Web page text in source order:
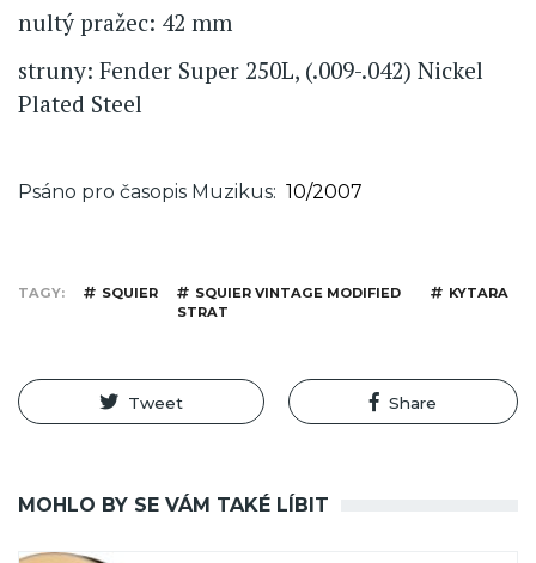
nultý pražec: 42 mm
struny: Fender Super 250L, (.009-.042) Nickel
Plated Steel
Psáno pro časopis Muzikus 10/2007
TAGY SQUIER
SQUIER VINTAGE MODIFIED
STRAT
KYTARA
Tweet Share
MOHLO BY SE VÁM TAKÉ LÍBIT